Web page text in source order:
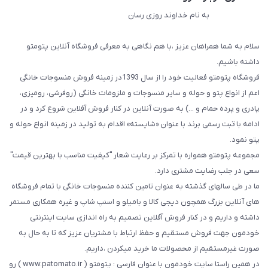
به نام خداوند روزی رسان
سلام به شما همراهان عزیز ،با هم نگاهی به معرفی فروشگاه آنلاین پتومتو
داشته باشیم.
فروشگاه پتومتو فعالیت خود را از سال 1393در زمینه فروش منسوجات خانگی
اعم از انواع پتو و حوله و سایر منسوجات و ملزومات خانگی (روفرشی، رومیزی،
پادری و پرده حمام و ...) به صورت آنلاین در کنار فروش آفلاین شروع کرد و در
ادامه با ثبت رسمی برند با عنوان «شایسته» اقدام به تولید در زمینه انواع حوله و
پتو نمود.
مجموعه پتومتو همواره با تمرکز بر رعایت شعار "کیفیت مناسب با بهترین قیمت"
سعی در جلب رضایت مشتری دارد.
ما در طی سالهای گذشته به عنوان تامین کننده منسوجات خانگی با تمام فروشگاه
های آنلاین بزرگ همچون دیجی کالا و بامیلو و اسنپ شاپ و غیره همکاری مستمر
داشته و داریم و در کنار فروش آفلاین تصمیم به راه اندازی سایت اینترنتی
خودمون جهت فروش مستقیم و حفظ ارتباط با مشتریان عزیز که تا به حال به
صورت غیرمستقیم از محصولات ما خرید میکردن ،داریم.
در همین راستا سایت خودمون با عنوان فارسی : پتومتو ( www.patomato.ir ) رو